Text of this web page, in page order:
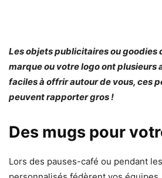
Les objets publicitaires ou goodies
marque ou votre logo ont plusieurs
faciles à offrir autour de vous, ces
peuvent rapporter gros !
Des mugs pour
Lors des pauses-café ou pendant